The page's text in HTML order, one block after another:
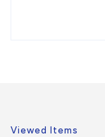
Viewed Items